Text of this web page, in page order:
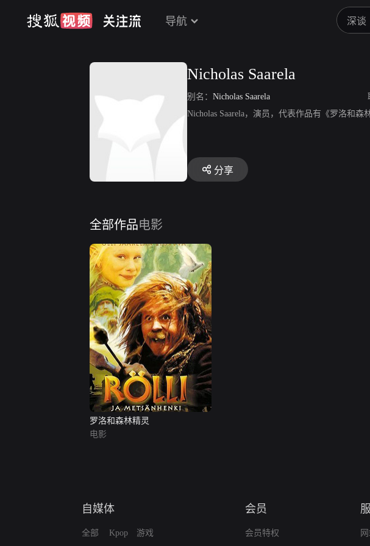
导航
Nicholas Saarela
别名： Nicholas Saarela
Nicholas Saarela，演员，代表作品有《罗洛和森
分享
全部作品电影
罗洛和森林精灵
电影
自媒体
全部 Kpop 游戏
会员
会员特权